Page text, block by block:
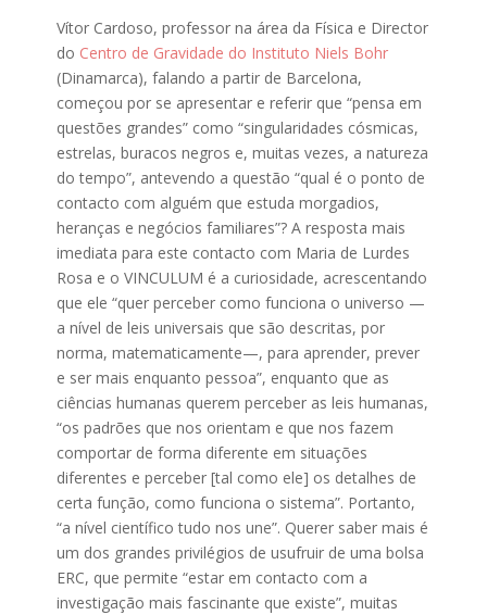
Vítor Cardoso, professor na área da Física e Director
do Centro de Gravidade do Instituto Niels Bohr
(Dinamarca), falando a partir de Barcelona,
começou por se apresentar e referir que “pensa em
questões grandes” como “singularidades cósmicas,
estrelas, buracos negros e, muitas vezes, a natureza
do tempo”, antevendo a questão “qual é o ponto de
contacto com alguém que estuda morgadios,
heranças e negócios familiares”? A resposta mais
imediata para este contacto com Maria de Lurdes
Rosa e o VINCULUM é a curiosidade, acrescentando
que ele “quer perceber como funciona o universo —
a nível de leis universais que são descritas, por
norma, matematicamente—, para aprender, prever
e ser mais enquanto pessoa”, enquanto que as
ciências humanas querem perceber as leis humanas,
“os padrões que nos orientam e que nos fazem
comportar de forma diferente em situações
diferentes e perceber [tal como ele] os detalhes de
certa função, como funciona o sistema”. Portanto,
“a nível científico tudo nos une”. Querer saber mais é
um dos grandes privilégios de usufruir de uma bolsa
ERC, que permite “estar em contacto com a
investigação mais fascinante que existe”, muitas